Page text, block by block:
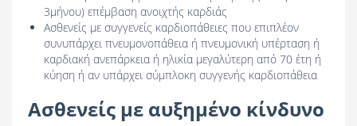
3μήνου) επέμβαση ανοιχτής καρδιάς
Ασθενείς με συγγενείς καρδιοπάθειες που επιπλέον
συνυπάρχει πνευμονοπάθεια ή πνευμονική υπέρταση ή
καρδιακή ανεπάρκεια ή ηλικία μεγαλύτερη από 70 έτη ή
κύηση ή αν υπάρχει σύμπλοκη συγγενής καρδιοπάθεια
Ασθενείς με αυξημένο κίνδυνο